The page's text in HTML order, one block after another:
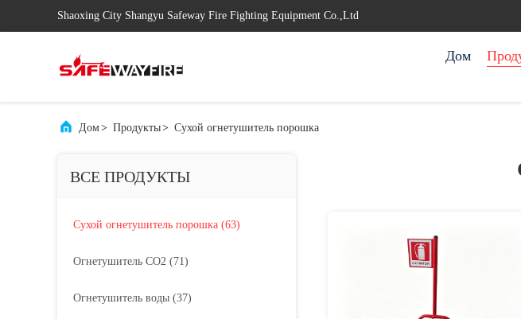
Shaoxing City Shangyu Safeway Fire Fighting Equipment Co.,Ltd
Дом
Дом> Продукты> Сухой огнетушитель порошка
ВСЕ ПРОДУКТЫ
Сухой огнетушитель порошка (63)
Огнетушитель СО2 (71)
Огнетушитель воды (37)